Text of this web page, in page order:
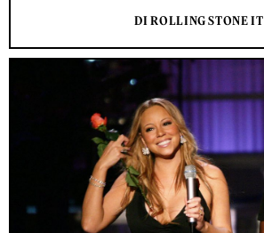
DI ROLLING STONE IT